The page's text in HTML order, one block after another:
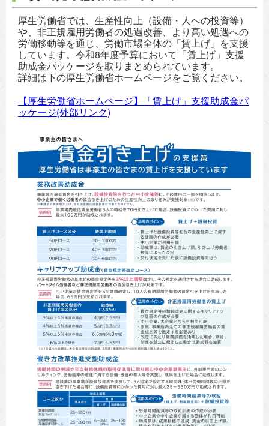
厚生労働省では、生産性向上（設備・人への投資等）
や、非正規雇用労働者の処遇改善、より高い処遇への
労働移動等を通じ、労働市場全体の「賃上げ」を支援
しています。令和8年度予算において「賃上げ」支援
助成金パッケージを取りまとめられています。
詳細は下の厚生労働省ホームページをご覧ください。
【厚生労働省ホームページ】「賃上げ」支援助成金パ
ッケージ(外部リンク)